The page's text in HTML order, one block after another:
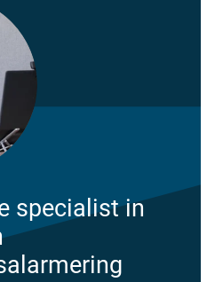
specialist in